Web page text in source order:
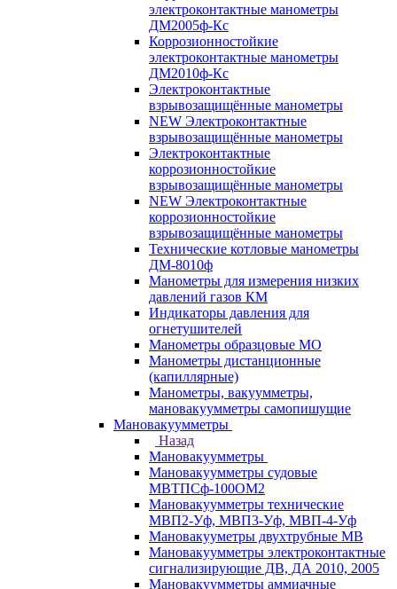
электроконтактные манометры
ДМ2005ф-Кс
Коррозионностойкие
электроконтактные манометры
ДМ2010ф-Кс
Электроконтактные
взрывозащищённые манометры
NEW Электроконтактные
взрывозащищённые манометры
Электроконтактные
коррозионностойкие
взрывозащищённые манометры
NEW Электроконтактные
коррозионностойкие
взрывозащищённые манометры
Технические котловые манометры
ДМ-8010ф
Манометры для измерения низких
давлений газов КМ
Индикаторы давления для
огнетушителей
Манометры образцовые МО
Манометры дистанционные
(капиллярные)
Манометры, вакуумметры,
мановакуумметры самопишущие
Мановакуумметры
Назад
Мановакуумметры
Мановакуумметры судовые
МВТПСф-100ОМ2
Мановакуумметры технические
МВП2-Уф, МВП3-Уф, МВП-4-Уф
Мановакууметры двухтрубные МВ
Мановакуумметры электроконтактные
сигнализирующие ДВ, ДА 2010, 2005
Мановакуумметры аммиачные